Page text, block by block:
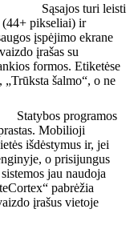
Sąsajos turi leisti
(44+ pikseliai) ir
įspėjimo ekrane
įrašas su
formos. Etiketėse
šalmo“, o ne
Statybos programos
Mobilioji
išdėstymus ir, jei
o prisijungus
jau naudoja
pabrėžia
įrašus vietoje